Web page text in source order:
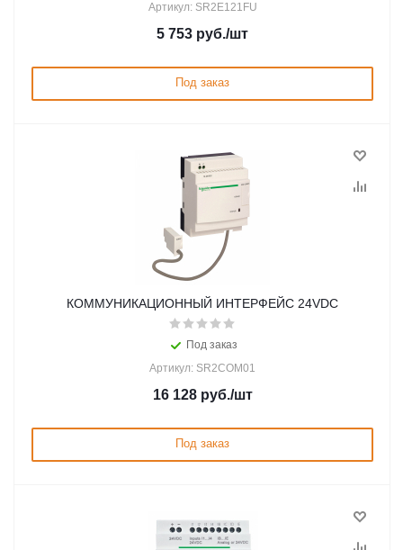
Артикул: SR2E121FU
5 753 руб./шт
Под заказ
КОММУНИКАЦИОННЫЙ ИНТЕРФЕЙС 24VDC
Под заказ
Артикул: SR2COM01
16 128руб./шт
Под заказ